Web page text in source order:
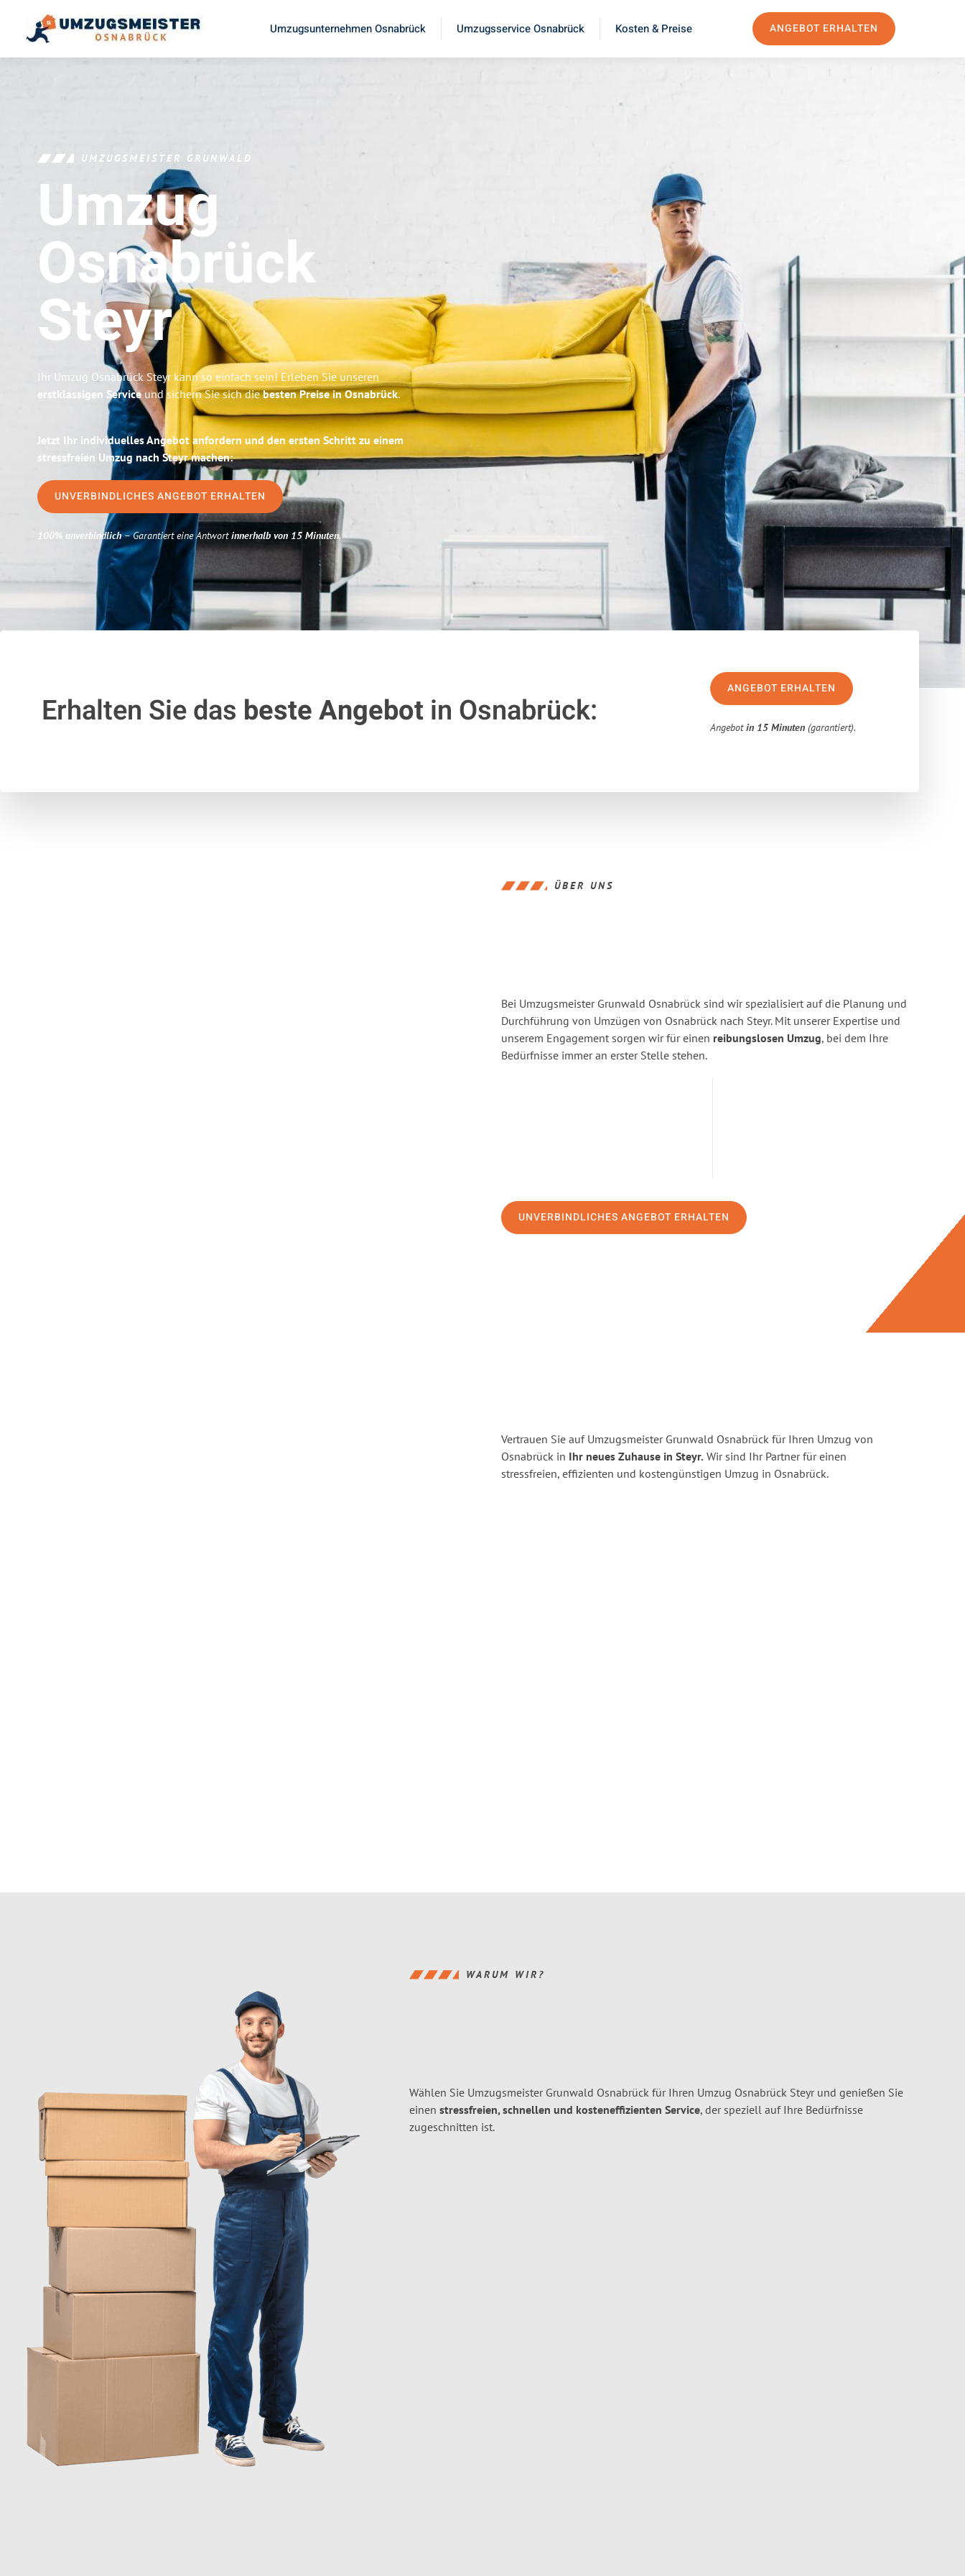
Umzugsunternehmen Osnabrück Umzugsservice Osnabrück Kosten & Preise ANGEBOT ERHALTEN
UMZUGSMEISTER GRUNWALD
Umzug
Osnabrück
Steyr
Ihr Umzug Osnabrück Steyr kann so einfach sein! Erleben Sie unseren
erstklassigen Serviceund sichern Sie sich diebesten Preise in Osnabrück.
Jetzt Ihr individuelles Angebot anfordern und den ersten Schritt zu einem
stressfreien Umzug nach Steyr machen:
UNVERBINDLICHES ANGEBOT ERHALTEN
100% unverbindlich– Garantiert eine Antwortinnerhalb von 15 Minuten.
Erhalten Sie das beste Angebotin Osnabrück:
ANGEBOT ERHALTEN
Angebotin 15 Minuten (garantiert).
ÜBER UNS
Bei Umzugsmeister Grunwald Osnabrück sind wir spezialisiert auf die Planung und
Durchführung von Umzügen von Osnabrück nach Steyr. Mit unserer Expertise und
unserem Engagement sorgen wir für einen reibungslosen Umzug, bei dem Ihre
Bedürfnisse immer an erster Stelle stehen.
UNVERBINDLICHES ANGEBOT ERHALTEN
Vertrauen Sie auf Umzugsmeister Grunwald Osnabrück für Ihren Umzug von
Osnabrück in Ihr neues Zuhause in Steyr. Wir sind Ihr Partner für einen
stressfreien, effizienten und kostengünstigen Umzug in Osnabrück.
WARUM WIR?
Wählen Sie Umzugsmeister Grunwald Osnabrück für Ihren Umzug Osnabrück Steyr und genießen Sie
einen stressfreien, schnellen und kosteneffizienten Service, der speziell auf Ihre Bedürfnisse
zugeschnitten ist.